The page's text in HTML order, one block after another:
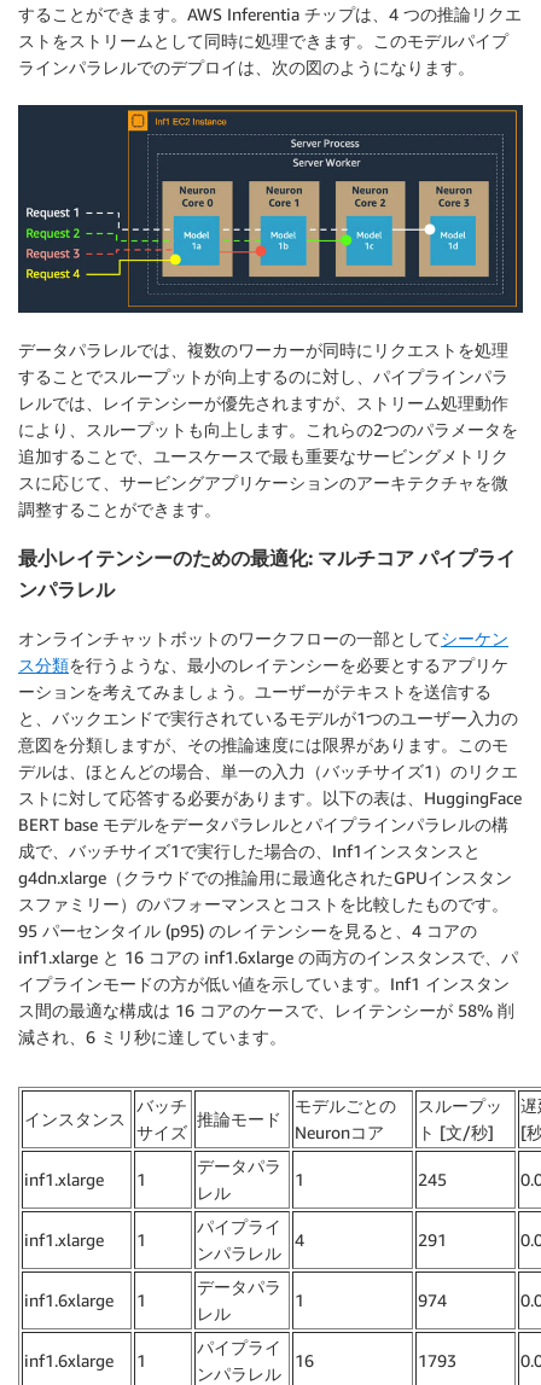
することができます。AWS Inferentia チップは、4 つの推論リクエ
ストをストリームとして同時に処理できます。このモデルパイプ
ラインパラレルでのデプロイは、次の図のようになります。
データパラレルでは、複数のワーカーが同時にリクエストを処理
することでスループットが向上するのに対し、パイプラインパラ
レルでは、レイテンシーが優先されますが、ストリーム処理動作
により、スループットも向上します。これらの2つのパラメータを
追加することで、ユースケースで最も重要なサービングメトリク
スに応じて、サービングアプリケーションのアーキテクチャを微
調整することができます。
最小レイテンシーのための最適化: マルチコア パイプライ
ンパラレル
オンラインチャットボットのワークフローの一部としてシーケン
ス分類を行うような、最小のレイテンシーを必要とするアプリケ
ーションを考えてみましょう。ユーザーがテキストを送信する
と、バックエンドで実行されているモデルが1つのユーザー入力の
意図を分類しますが、その推論速度には限界があります。このモ
デルは、ほとんどの場合、単一の入力（バッチサイズ1）のリクエ
ストに対して応答する必要があります。以下の表は、HuggingFace
BERT base モデルをデータパラレルとパイプラインパラレルの構
成で、バッチサイズ1で実行した場合の、Inf1インスタンスと
g4dn.xlarge（クラウドでの推論用に最適化されたGPUインスタン
スファミリー）のパフォーマンスとコストを比較したものです。
95 パーセンタイル (p95) のレイテンシーを見ると、4 コアの
inf1.xlarge と 16 コアの inf1.6xlarge の両方のインスタンスで、パ
イプラインモードの方が低い値を示しています。Inf1 インスタン
ス間の最適な構成は 16 コアのケースで、レイテンシーが 58% 削
減され、6 ミリ秒に達しています。
インスタンス
バッチ
サイズ
推論モード
モデルごとの
Neuronコア
スループッ
ト [文/秒]
遅
[
inf1.xlarge 1
データパラ
レル
1 245
inf1.xlarge 1
パイプライ
ンパラレル
4 291
inf1.6xlarge 1
データパラ
レル
1 974
inf1.6xlarge 1
パイプライ
ンパラレル
16 1793